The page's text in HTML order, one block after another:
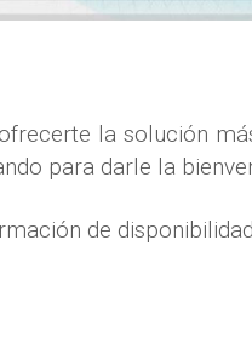
la solución
para darle la
de